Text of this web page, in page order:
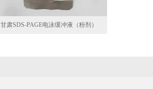
甘肃SDS-PAGE电泳缓冲液（粉剂）